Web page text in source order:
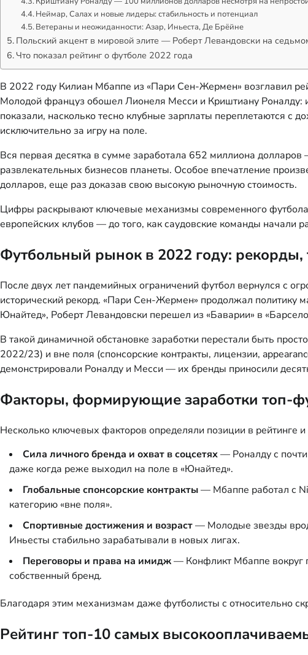
Неймар, Салах и новые лидеры: стабильность и потенциал
Ветераны и неожиданности: Азар, Иньеста, Де Брёйне
Польский акцент в мировой элите — Роберт Левандовски на
Что показал рейтинг о футболе 2022 года
В 2022 году Килиан Мбаппе из «Пари Сен-Жермен» возглавил
Молодой француз обошел Лионеля Месси и Криштиану Роналду:
показали, насколько тесно клубные зарплаты переплетаются
исключительно за игру на поле.
Вся первая десятка в сумме заработала 652 миллиона
развлекательных бизнесов планеты. Особое впечатление
долларов, еще раз доказав свою высокую рыночную стоимость.
Цифры раскрывают ключевые механизмы современного
европейских клубов — до того, как саудовские команды
Футбольный рынок в 2022 году:
После двух лет пандемийных ограничений футбол вернулся с
исторический рекорд. «Пари Сен-Жермен» продолжал
Юнайтед», Роберт Левандовски перешел из «Баварии» в
В такой динамичной обстановке заработки перестали быть
2022/23) и вне поля (спонсорские контракты, лицензии,
демонстрировали Роналду и Месси — их бренды приносили
Факторы, формирующие заработки топ-
Несколько ключевых факторов определяли позиции в рейтинге
Сила личного бренда и охват в соцсетях— Роналду с
даже когда реже выходил на поле в «Юнайтед».
Глобальные спонсорские контракты— Мбаппе работал с
категорию «вне поля».
Спортивные достижения и возраст— Молодые звезды
Иньесты стабильно зарабатывали в новых лигах.
Переговоры и права на имидж— Конфликт Мбаппе вокруг
собственный бренд.
Благодаря этим механизмам даже футболисты с относительно
Рейтинг топ-10 самых